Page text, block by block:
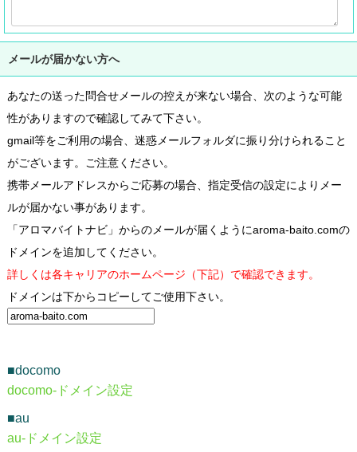
メールが届かない方へ
あなたの送った問合せメールの控えが来ない場合、次のような可能
性がありますので確認してみて下さい。
gmail等をご利用の場合、迷惑メールフォルダに振り分けられること
がございます。ご注意ください。
携帯メールアドレスからご応募の場合、指定受信の設定によりメー
ルが届かない事があります。
「アロマバイトナビ」からのメールが届くようにaroma-baito.comの
ドメインを追加してください。
詳しくは各キャリアのホームページ（下記）で確認できます。
ドメインは下からコピーしてご使用下さい。
■docomo
docomo-ドメイン設定
■au
au-ドメイン設定